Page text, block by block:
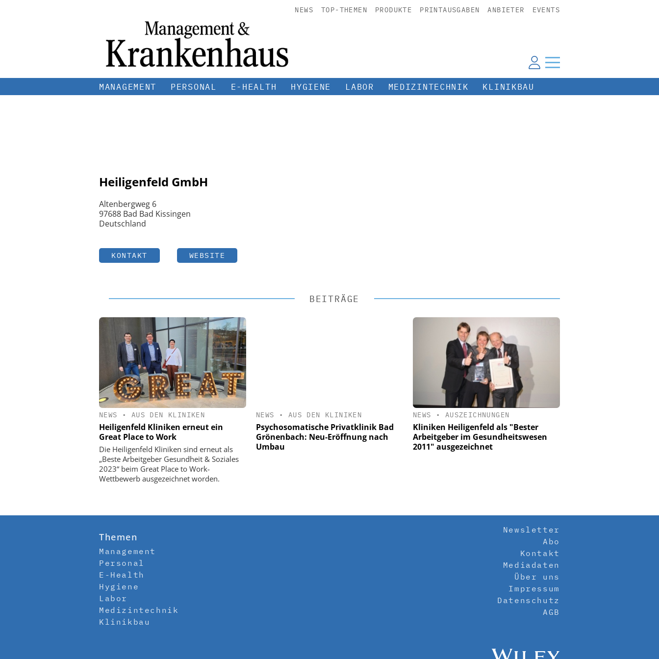
NEWS TOP-THEMEN PRODUKTE PRINTAUSGABEN ANBIETER EVENTS
MANAGEMENT PERSONAL E-HEALTH HYGIENE LABOR MEDIZINTECHNIK KLINIKBAU
Heiligenfeld GmbH
Altenbergweg 6
97688 Bad Bad Kissingen
Deutschland
KONTAKT WEBSITE
BEITRÄGE
NEWS • AUS DEN KLINIKEN
Heiligenfeld Kliniken erneut ein
Great Place to Work
Die Heiligenfeld Kliniken sind erneut als
„Beste Arbeitgeber Gesundheit & Soziales
2023“ beim Great Place to Work-
Wettbewerb ausgezeichnet worden.
NEWS • AUS DEN KLINIKEN
Psychosomatische Privatklinik Bad
Grönenbach: Neu-Eröffnung nach
Umbau
NEWS • AUSZEICHNUNGEN
Kliniken Heiligenfeld als "Bester
Arbeitgeber im Gesundheitswesen
2011" ausgezeichnet
Themen
Management
Personal
E-Health
Hygiene
Labor
Medizintechnik
Klinikbau
Newsletter
Abo
Kontakt
Mediadaten
Über uns
Impressum
Datenschutz
AGB